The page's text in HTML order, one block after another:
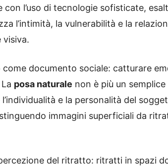
l’uso di tecnologie sofisticate,
l’intimità, la vulnerabilità e la
documento sociale: catturare
posa naturale non è più un
e la personalità del
immagini superficiali da
del ritratto: ritratti in spazi